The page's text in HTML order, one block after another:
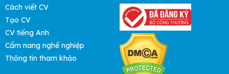
Cách viết CV
Tạo CV
CV tiếng Anh
Cẩm nang nghề nghiệp
Thông tin tham khảo